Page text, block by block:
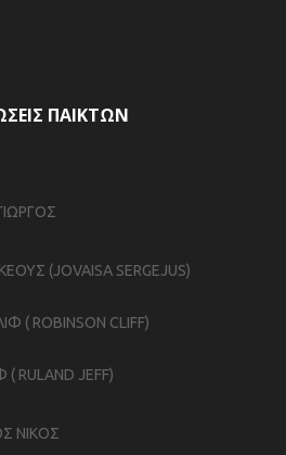
ΠΑΙΚΤΩΝ
(JOVAISA SERGEJUS)
( ROBINSON CLIFF)
RULAND JEFF)
ΝΙΚΟΣ